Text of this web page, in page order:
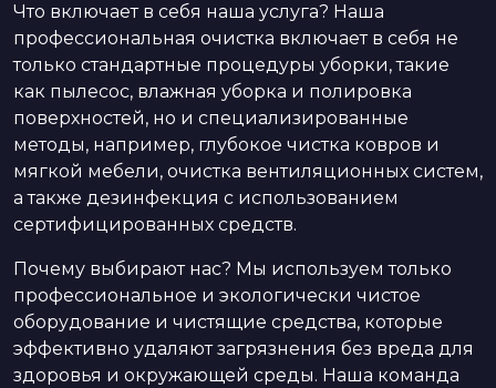
Что включает в себя наша услуга? Наша
профессиональная очистка включает в себя не
только стандартные процедуры уборки, такие
как пылесос, влажная уборка и полировка
поверхностей, но и специализированные
методы, например, глубокое чистка ковров и
мягкой мебели, очистка вентиляционных систем,
а также дезинфекция с использованием
сертифицированных средств.
Почему выбирают нас? Мы используем только
профессиональное и экологически чистое
оборудование и чистящие средства, которые
эффективно удаляют загрязнения без вреда для
здоровья и окружающей среды. Наша команда